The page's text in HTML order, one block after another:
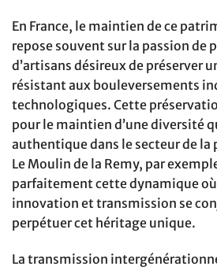
En France, le maintien de ce
repose souvent sur la passion de
d’artisans désireux de préserver
résistant aux bouleversements
technologiques. Cette
pour le maintien d’une diversité
authentique dans le secteur de
Le Moulin de la Remy, par
parfaitement cette dynamique
innovation et transmission se
perpétuer cet héritage unique.
La transmission